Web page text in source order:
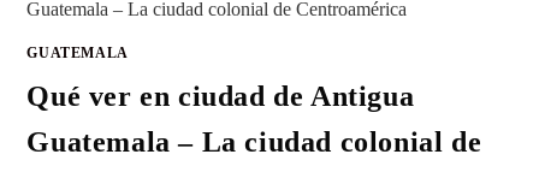
GUATEMALA
Qué ver en ciudad de Antigua
Guatemala – La ciudad colonial de